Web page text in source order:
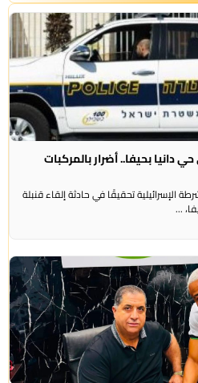
بحيفا.. أضرار بالمركبات
تحقيقًا في حادثة إلقاء قنبلة
...